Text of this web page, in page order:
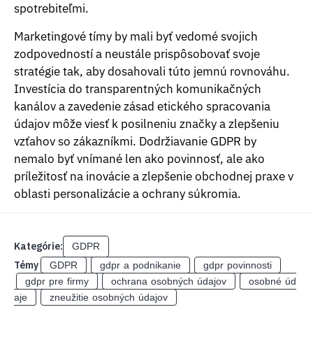
spotrebiteľmi.
Marketingové tímy by mali byť vedomé svojich
zodpovedností a neustále prispôsobovať svoje
stratégie tak, aby dosahovali túto jemnú rovnováhu.
Investícia do transparentných komunikačných
kanálov a zavedenie zásad etického spracovania
údajov môže viesť k posilneniu značky a zlepšeniu
vzťahov so zákazníkmi. Dodržiavanie GDPR by
nemalo byť vnímané len ako povinnosť, ale ako
príležitosť na inovácie a zlepšenie obchodnej praxe v
oblasti personalizácie a ochrany súkromia.
Kategórie: GDPR
Témy GDPR gdpr a podnikanie
gdpr povinnosti
gdpr pre firmy
ochrana osobných údajov
osobné úd
aje
zneužitie osobných údajov